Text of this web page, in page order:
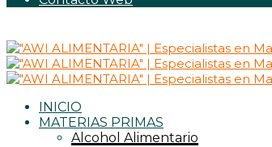
INICIO
MATERIAS PRIMAS
Alcohol Alimentario